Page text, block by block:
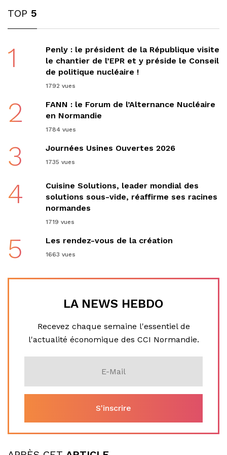
TOP 5
1
Penly : le président de la République visite
le chantier de l’EPR et y préside le Conseil
de politique nucléaire !
1792 vues
2
FANN : le Forum de l’Alternance Nucléaire
en Normandie
1784 vues
3 Journées Usines Ouvertes 2026
1735 vues
4
Cuisine Solutions, leader mondial des
solutions sous-vide, réaffirme ses racines
normandes
1719 vues
5 Les rendez-vous de la création
1663 vues
LA NEWS HEBDO
Recevez chaque semaine l'essentiel de
l'actualité économique des CCI Normandie.